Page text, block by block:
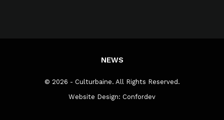
NEWS
© 2026 - Culturbaine. All Rights Reserved.
Website Design: Confordev